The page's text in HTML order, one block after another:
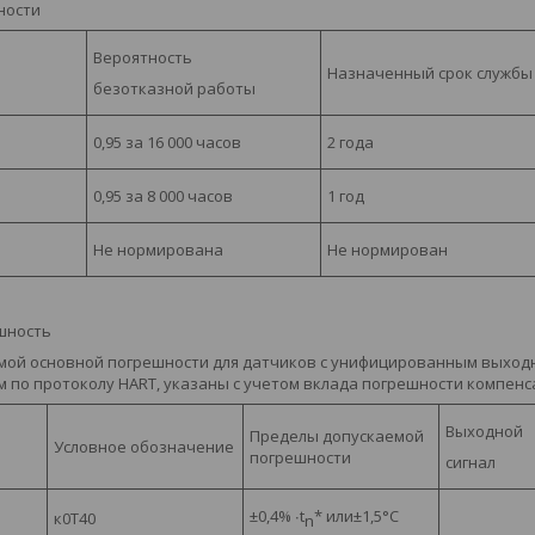
Вероятность
безотказной работы
Назначенный срок службы
0,95 за 16 000 часов 2 года
0,95 за 8 000 часов 1 год
Не нормирована Не нормирован
основной погрешности для датчиков с унифицированным
по протоколу HART , указаны с учетом вклада погрешности
Условное обозначение
Пределы допускаемой
погрешности
Выходной
сигнал
к0Т40 ±0,4% ∙tn* или±1,5°С